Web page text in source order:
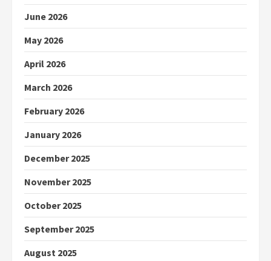
June 2026
May 2026
April 2026
March 2026
February 2026
January 2026
December 2025
November 2025
October 2025
September 2025
August 2025